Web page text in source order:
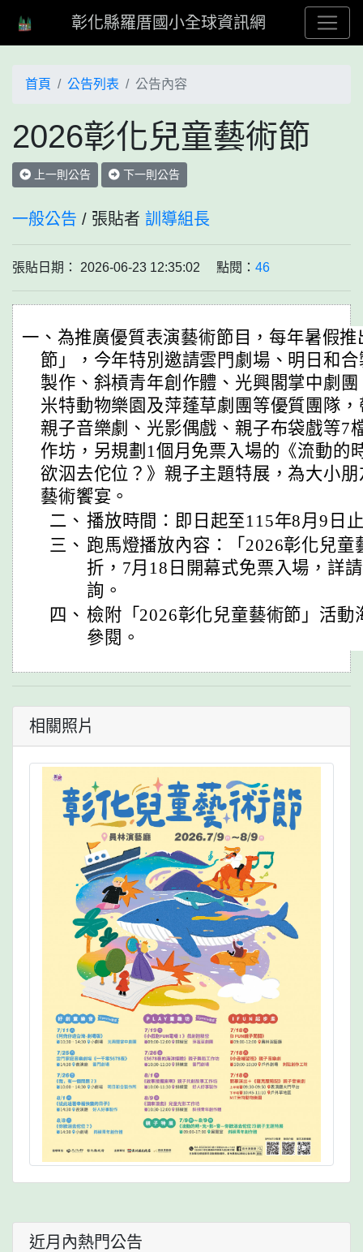
彰化縣羅厝國小全球資訊網
首頁 公告列表 公告內容
2026彰化兒童藝術節
上一則公告 下一則公告
一般公告 / 張貼者 訓導組長
張貼日期： 2026-06-23 12:35:02 點閱： 46
一、為推廣優質表演藝術節目，每年暑假
節」，今年特別邀請雲門劇場、明日和合
製作、斜槓青年創作體、光興閣掌中劇團
米特動物樂園及萍蓬草劇團等優質團隊，
親子音樂劇、光影偶戲、親子布袋戲等7
作坊，另規劃1個月免票入場的《流動的
欲泅去佗位？》親子主題特展，為大小朋
藝術饗宴。
二、 播放時間：即日起至115年8月9日
三、 跑馬燈播放內容：「2026彰化兒童
折，7月18日開幕式免票入場，詳
詢。
四、 檢附「2026彰化兒童藝術節」活
參閱。
相關照片
近月內熱門公告